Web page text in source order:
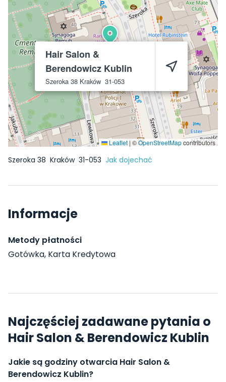
Hair Salon &
Berendowicz Kublin
Szeroka 38 Kraków 31-053
Leaflet | ©OpenStreetMapcontributors
Szeroka 38 Kraków 31-053 Jak dojechać
Informacje
Metody płatności
Gotówka, Karta Kredytowa
Najczęściej zadawane pytania o
Hair Salon & Berendowicz Kublin
Jakie są godziny otwarcia Hair Salon &
Berendowicz Kublin?